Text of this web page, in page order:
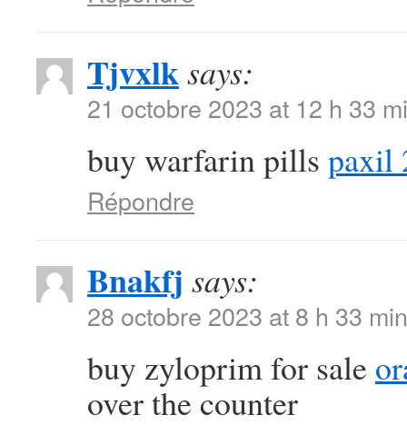
Tjvxlksays:
21 octobre 2023 at 12 h 33
buy warfarin pills paxil
Répondre
Bnakfj says:
28 octobre 2023 at 8 h 33 min
buy zyloprim for sale
over the counter